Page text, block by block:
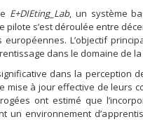
E+DIEting_Lab, un système
s’est déroulée entre
L’objectif
dans le domaine de
dans la perception
mise à jour effective de leurs
ont estimé que
un environnement